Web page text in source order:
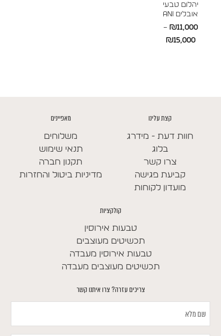
יהלום טבעי
אובלים ANI
₪11,000
–
₪15,000
קצת עלינו
חוות דעת - מידרג
בלוג
צרו קשר
קביעת פגישה
מועדון לקוחות
מאפיינים
משלוחים
תנאי שימוש
תקנון חברה
מדיניות ביטול והחזרות
קולקציות
טבעות אירוסין
תכשיטים מעוצבים
טבעות אירוסין מעבדה
תכשיטים מעוצבים מעבדה
צריכים עזרה? צרו איתנו קשר
מלא